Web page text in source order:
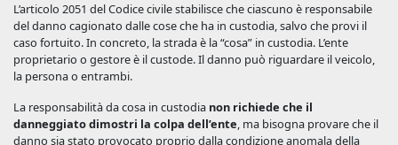
L’articolo 2051 del Codice civile stabilisce che ciascuno è responsabile
del danno cagionato dalle cose che ha in custodia, salvo che provi il
caso fortuito. In concreto, la strada è la “cosa” in custodia. L’ente
proprietario o gestore è il custode. Il danno può riguardare il veicolo,
la persona o entrambi.
La responsabilità da cosa in custodia non richiede che il
danneggiato dimostri la colpa dell’ente, ma bisogna provare che il
danno sia stato provocato proprio dalla condizione anomala della